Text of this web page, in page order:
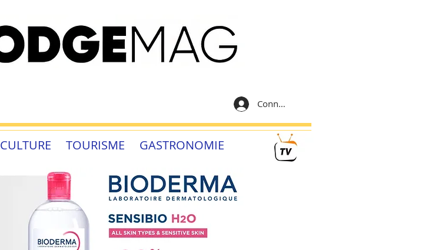
Connexion
CULTURE TOURISME GASTRONOMIE